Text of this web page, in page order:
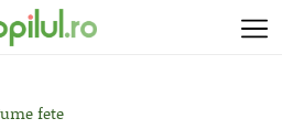
fete